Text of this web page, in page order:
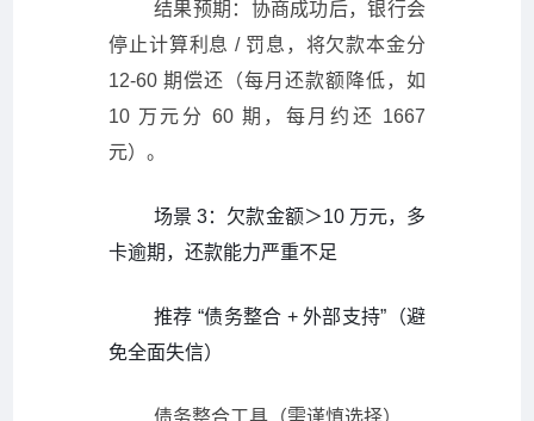
结果预期：协商成功后，银行会
停止计算利息 / 罚息，将欠款本金分
12-60 期偿还（每月还款额降低，如
10 万元分 60 期，每月约还 1667
元）。
场景 3：欠款金额＞10 万元，多
卡逾期，还款能力严重不足
推荐 “债务整合 + 外部支持”（避
免全面失信）
债务整合工具（需谨慎选择）